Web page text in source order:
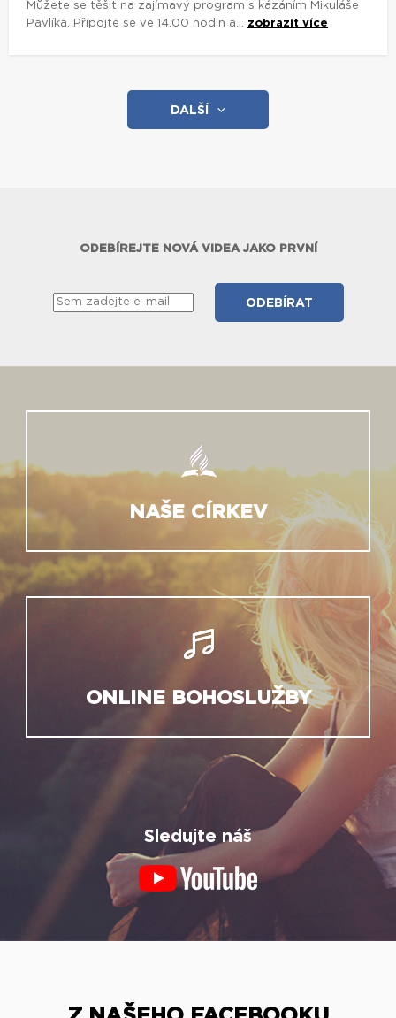
Můžete se těšit na zajímavý program s kázáním Mikuláše
Pavlíka. Připojte se ve 14.00 hodin a... zobrazit více
DALŠÍ
ODEBÍREJTE NOVÁ VIDEA JAKO PRVNÍ
NAŠE CÍRKEV
ONLINE BOHOSLUŽBY
Sledujte náš